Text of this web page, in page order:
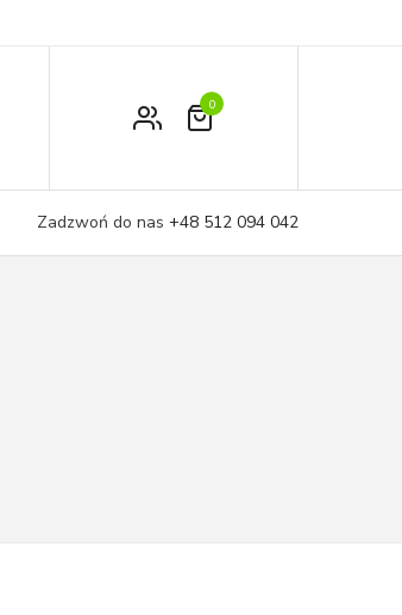
Moje konto
0
Zadzwoń do nas +48 512 094 042